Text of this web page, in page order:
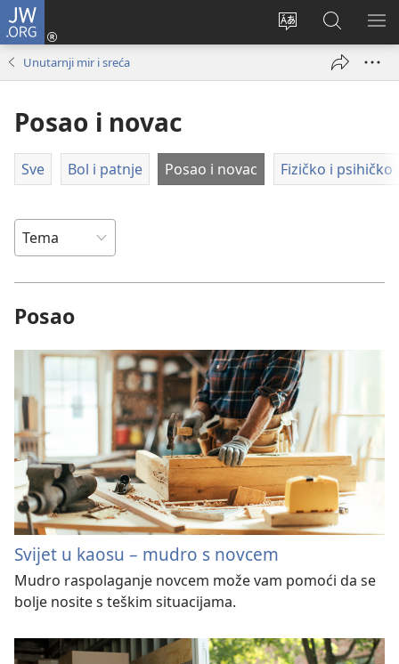
JW.ORG
Promijeni
Prijava
(otvara
JW.ORG
|
Pretraga
Unutarnji mir i sreća
Posao i novac
Sve Bol i patnje Posao i novac Fizičko i psihičko
Posao
Svijet u kaosu – mudro s novcem
Mudro raspolaganje novcem može vam pomoći da se
bolje nosite s teškim situacijama.